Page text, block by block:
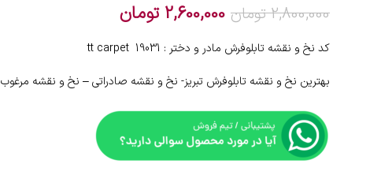
2,800,000 تومان 2,600,000 تومان
کد نخ و نقشه تابلوفرش مادر و دختر : 19031 tt carpet
بهترین نخ و نقشه تابلوفرش تبریز- نخ و نقشه صادراتی – نخ و نقشه مرغوب